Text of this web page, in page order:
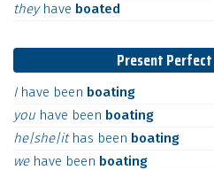
they have boated
Present
I have been boating
you have been boating
he|she|it has been boating
we have been boating